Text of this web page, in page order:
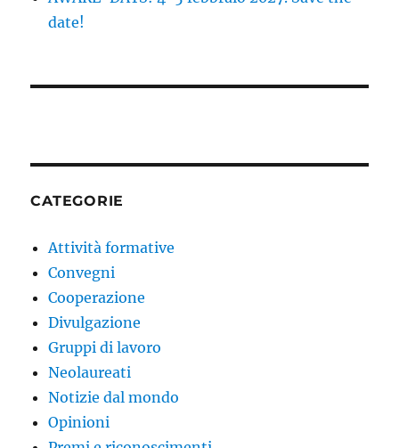
date!
CATEGORIE
Attività formative
Convegni
Cooperazione
Divulgazione
Gruppi di lavoro
Neolaureati
Notizie dal mondo
Opinioni